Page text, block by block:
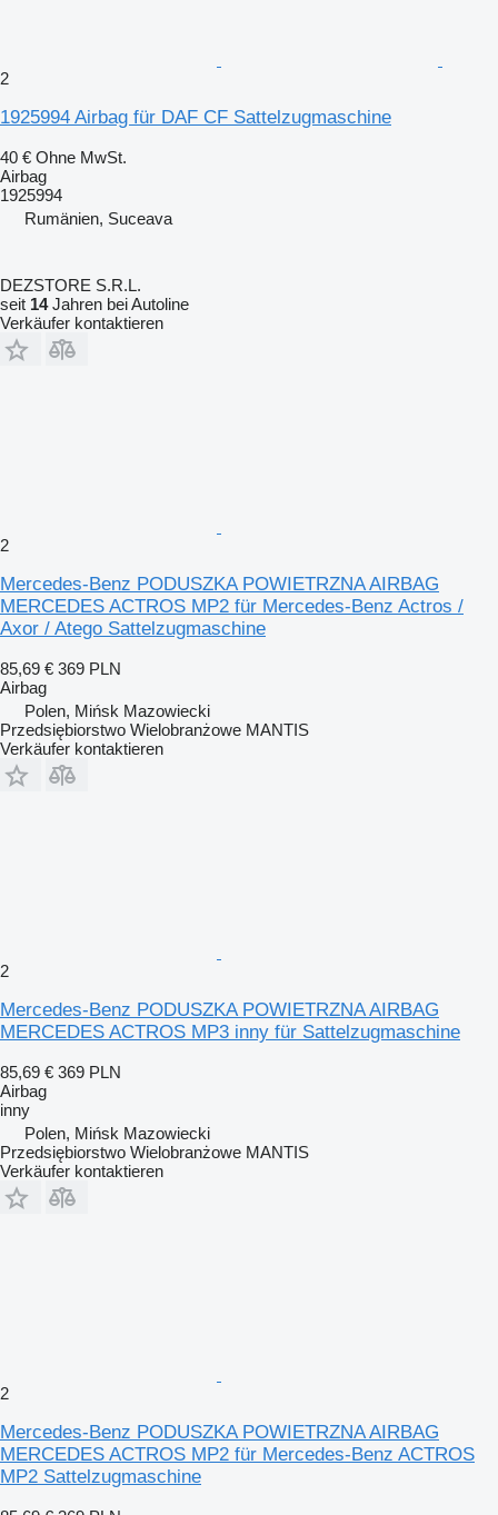
2
1925994 Airbag für DAF CF Sattelzugmaschine
40 € Ohne MwSt.
Airbag
1925994
Rumänien, Suceava
DEZSTORE S.R.L.
seit 14Jahren bei Autoline
Verkäufer kontaktieren
2
Mercedes-Benz PODUSZKA POWIETRZNA AIRBAG
MERCEDES ACTROS MP2 für Mercedes-Benz Actros /
Axor / Atego Sattelzugmaschine
85,69 € 369 PLN
Airbag
Polen, Mińsk Mazowiecki
Przedsiębiorstwo Wielobranżowe MANTIS
Verkäufer kontaktieren
2
Mercedes-Benz PODUSZKA POWIETRZNA AIRBAG
MERCEDES ACTROS MP3 inny für Sattelzugmaschine
85,69 € 369 PLN
Airbag
inny
Polen, Mińsk Mazowiecki
Przedsiębiorstwo Wielobranżowe MANTIS
Verkäufer kontaktieren
2
Mercedes-Benz PODUSZKA POWIETRZNA AIRBAG
MERCEDES ACTROS MP2 für Mercedes-Benz ACTROS
MP2 Sattelzugmaschine